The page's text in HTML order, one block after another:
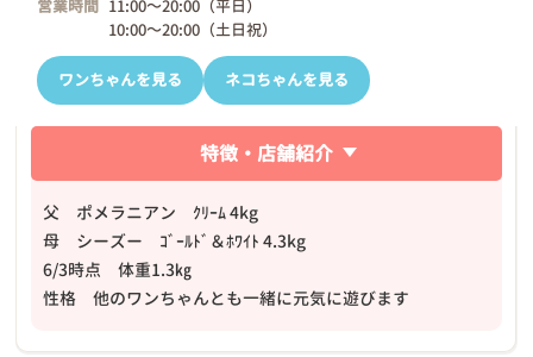
営業時間 11:00～20:00（平日）
10:00～20:00（土日祝）
ワンちゃんを見る ネコちゃんを見る
特徴・店舗紹介
父 ポメラニアン ｸﾘｰﾑ 4kg
母 シーズー ｺﾞｰﾙﾄﾞ＆ﾎﾜｲﾄ 4.3kg
6/3時点 体重1.3㎏
性格 他のワンちゃんとも一緒に元気に遊びます